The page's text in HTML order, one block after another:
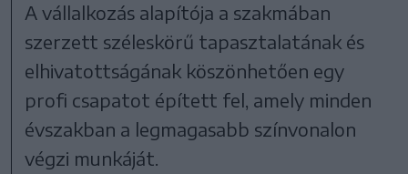
A vállalkozás alapítója a szakmában
szerzett széleskörű tapasztalatának és
elhivatottságának köszönhetően egy
profi csapatot épített fel, amely minden
évszakban a legmagasabb színvonalon
végzi munkáját.